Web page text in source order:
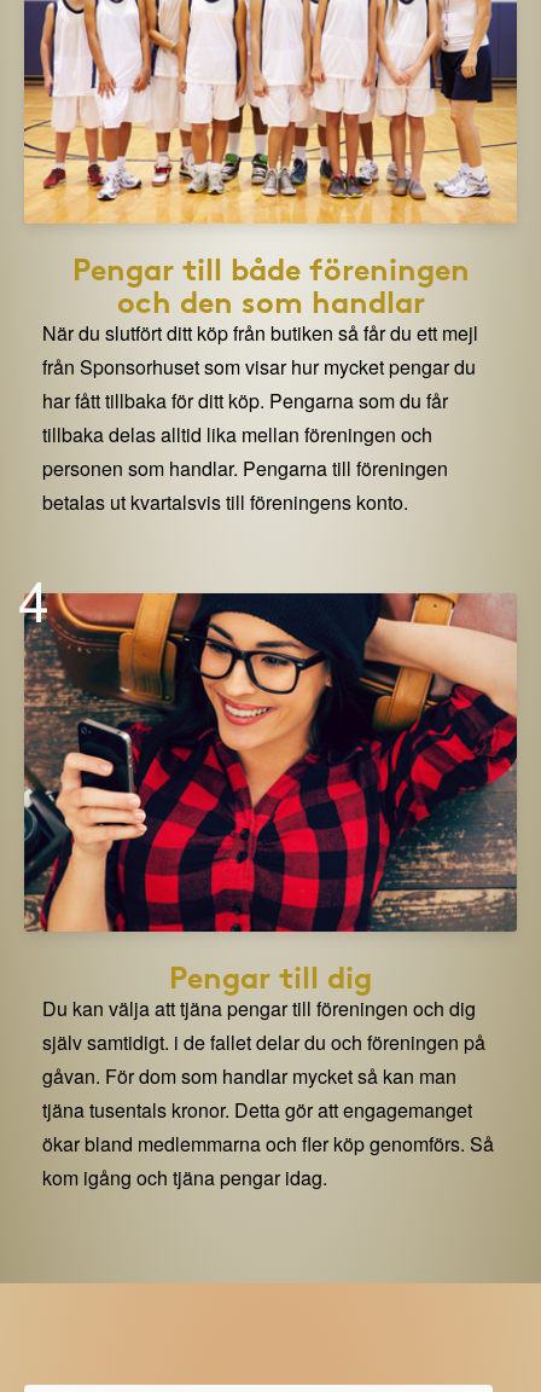
Pengar till både föreningen
och den som handlar
När du slutfört ditt köp från butiken så får du ett mejl
från Sponsorhuset som visar hur mycket pengar du
har fått tillbaka för ditt köp. Pengarna som du får
tillbaka delas alltid lika mellan föreningen och
personen som handlar. Pengarna till föreningen
betalas ut kvartalsvis till föreningens konto.
4
Pengar till dig
Du kan välja att tjäna pengar till föreningen och dig
själv samtidigt. i de fallet delar du och föreningen på
gåvan. För dom som handlar mycket så kan man
tjäna tusentals kronor. Detta gör att engagemanget
ökar bland medlemmarna och fler köp genomförs. Så
kom igång och tjäna pengar idag.